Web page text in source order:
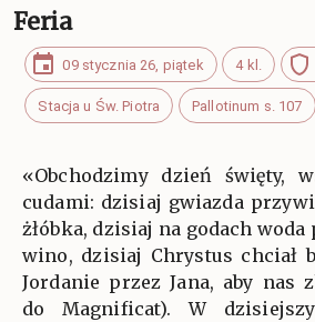
Feria
09 stycznia 26, piątek 4 kl.
Stacja u Św. Piotra Pallotinum s. 107
«Obchodzimy dzień święty,
cudami: dzisiaj gwiazda
żłóbka, dzisiaj na godach
wino, dzisiaj Chrystus chciał
Jordanie przez Jana, aby nas
do Magnificat). W